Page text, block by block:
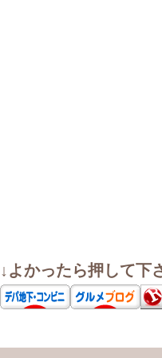
↓よかったら押して下